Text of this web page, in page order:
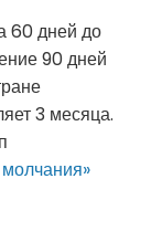
60 дней до
90 дней
3 месяца.